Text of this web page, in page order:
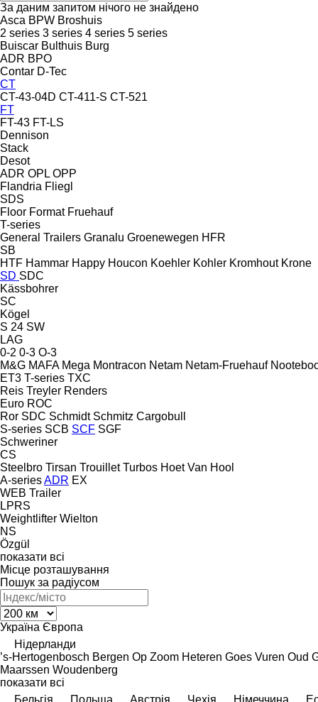
За даним запитом нічого не знайдено
Asca BPW Broshuis
2 series 3 series 4 series 5 series
Buiscar Bulthuis Burg
ADR BPO
Contar D-Tec
CT
CT-43-04D CT-411-S CT-521
FT
FT-43 FT-LS
Dennison
Stack
Desot
ADR OPL OPP
Flandria Fliegl
SDS
Floor Format Fruehauf
T-series
General Trailers Granalu Groenewegen HFR
SB
HTF Hammar Happy Houcon Koehler Kohler Kromhout Krone
SD SDC
Kässbohrer
SC
Kögel
S 24 SW
LAG
0-2 0-3 O-3
M&G MAFA Mega Montracon Netam Netam-Fruehauf
ET3 T-series TXC
Reis Treyler Renders
Euro ROC
Ror SDC Schmidt Schmitz Cargobull
S-series SCB SCF SGF
Schweriner
CS
Steelbro Tirsan Trouillet Turbos Hoet Van Hool
A-seriesADR EX
WEB Trailer
LPRS
Weightlifter Wielton
NS
Özgül
показати всі
Місце розташування
Пошук за радіусом
Україна Європа
Нідерланди
’s-Hertogenbosch Bergen Op Zoom Heteren Goes Vuren Oud
Maarssen Woudenberg
показати всі
Бельгія
Польща Австрія Чехія Німеччина